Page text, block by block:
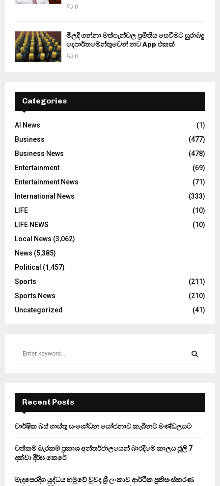
0
මිලදී ගන්නා මත්පැන්වල ප්‍රමිතිය සෙවීමට සුරාබදු
දෙපාර්තමේන්තුවෙන් නව App එකක්
0
Categories
AI News
(1)
Business
(477)
Business News
(478)
Entertainment
(69)
Entertainment News
(71)
International News
(333)
LIFE
(10)
LIFE NEWS
(10)
Local News (3,062)
News (5,385)
Political (1,457)
Sports
(211)
Sports News
(210)
Uncategorized
(41)
f
r
E
A
Recent Posts
වාර්ෂික බස් ගාස්තු සංශෝධන යෝජනාව කැබිනට් මණ්ඩලයට
වත්කම් බැරකම් ප්‍රකාශ අන්තර්ජාලයෙන් බාරදීමේ කාලය ජූලි 7
දක්වා දීර්ඝ කෙරේ
මැදපෙරදිග යුද්ධය හමුවේ වුවද ශ්‍රී ලංකාව ආර්ථික ප්‍රතිසංස්කරණ